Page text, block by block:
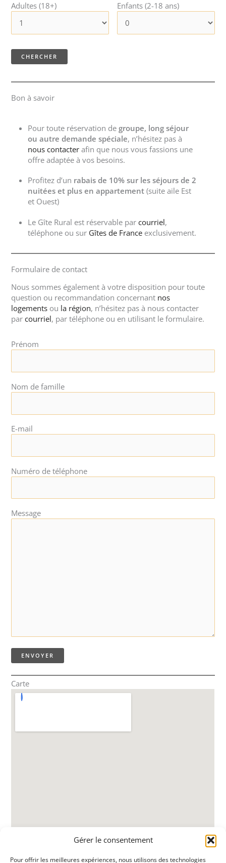
Gérer le consentement
Pour offrir les meilleures expériences, nous utilisons des technologies
Adultes (18+) Enfants (2-18 ans)
Bon à savoir
Pour toute réservation de groupe, long séjour
ou autre demande spéciale, n’hésitez pas à
nous contacter afin que nous vous fassions une
offre adaptée à vos besoins.
Profitez d’un rabais de 10% sur les séjours de 2
nuitées et plus en appartement(suite aile Est
et Ouest)
Le Gîte Rural est réservable parcourriel,
téléphone ou sur Gîtes de France exclusivement.
Formulaire de contact
Nous sommes également à votre disposition pour toute
question ou recommandation concernant nos
logements ou la région, n’hésitez pas à nous contacter
parcourriel, par téléphone ou en utilisant le formulaire.
Prénom
Nom de famille
E-mail
Numéro de téléphone
Message
Carte